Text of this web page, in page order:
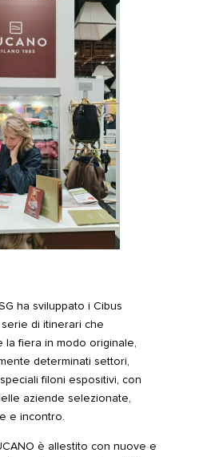
ha sviluppato i Cibus
di itinerari che
fiera in modo originale,
determinati settori,
filoni espositivi, con
aziende selezionate,
e incontro.
è allestito con nuove e